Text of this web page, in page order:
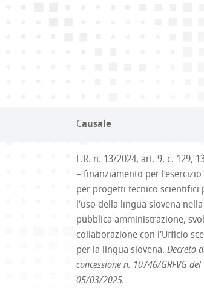
Causale
L.R. n. 13/2024, art. 9, c. 129,
– finanziamento per l’esercizio
per progetti tecnico scientifici
l’uso della lingua slovena nella
pubblica amministrazione,
collaborazione con l’Ufficio
per la lingua slovena. Decreto
concessione n. 10746/GRFVG del
05/03/2025.